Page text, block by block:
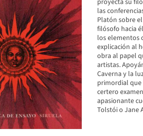
proyecta su
las
Platón sobre
filósofo hacia
los elementos
explicación al
obra al papel
artistas.
Caverna y la
primordial que
certero
apasionante
Tolstói o Jane